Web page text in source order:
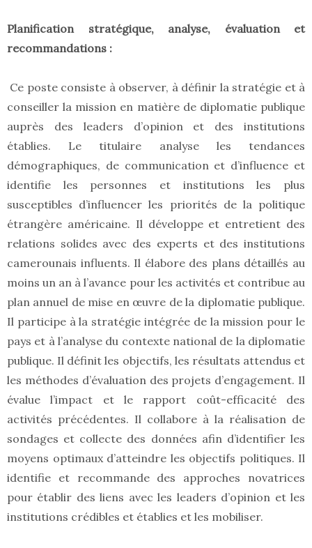
Planification stratégique, analyse, évaluation et
recommandations :
Ce poste consiste à observer, à définir la stratégie et à
conseiller la mission en matière de diplomatie publique
auprès des leaders d’opinion et des institutions
établies. Le titulaire analyse les tendances
démographiques, de communication et d’influence et
identifie les personnes et institutions les plus
susceptibles d’influencer les priorités de la politique
étrangère américaine. Il développe et entretient des
relations solides avec des experts et des institutions
camerounais influents. Il élabore des plans détaillés au
moins un an à l’avance pour les activités et contribue au
plan annuel de mise en œuvre de la diplomatie publique.
Il participe à la stratégie intégrée de la mission pour le
pays et à l’analyse du contexte national de la diplomatie
publique. Il définit les objectifs, les résultats attendus et
les méthodes d’évaluation des projets d’engagement. Il
évalue l’impact et le rapport coût-efficacité des
activités précédentes. Il collabore à la réalisation de
sondages et collecte des données afin d’identifier les
moyens optimaux d’atteindre les objectifs politiques. Il
identifie et recommande des approches novatrices
pour établir des liens avec les leaders d’opinion et les
institutions crédibles et établies et les mobiliser.